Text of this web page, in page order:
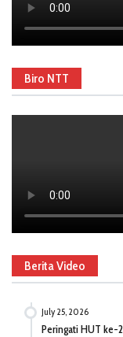
Biro NTT
Berita Video
July 25, 2026
Peringati HUT ke-